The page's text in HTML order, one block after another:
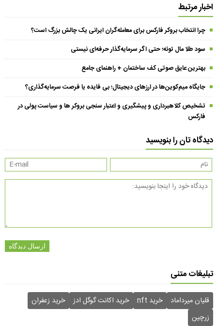
اخبار مرتبط
چرا انتخاب بروکر فارکس برای معامله‌گران ایرانی یک چالش بزرگ است؟
سود طلا مال توئه؛ حتی اگر سرمایه‌گذار حرفه‌ای نیستی
بهترین عایق صوتی کف ساختمان + راهنمای جامع
جایگاه میم‌کوین‌ها در ارزهای دیجیتال؛ بی فایده یا فرصت سرمایه‌گذاری؟
تشخیص کلاهبرداری و پیشگیری و اعتبار سنجی بروکر ها و سیاست پولی در
فارکس
دیدگاه تان را بنویسید
ارسال دیدگاه
تبلیغات متنی
قلیان میرداماد خرید nft خرید اکانت گوگل ادز
خرید زعفران
زرچین